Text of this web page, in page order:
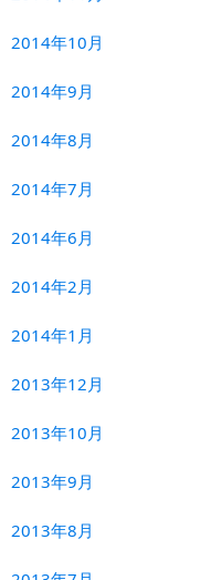
2014年10月
2014年9月
2014年8月
2014年7月
2014年6月
2014年2月
2014年1月
2013年12月
2013年10月
2013年9月
2013年8月